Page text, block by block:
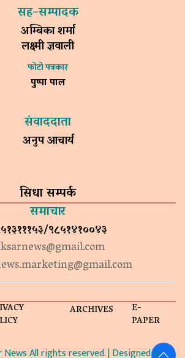
सह–सम्पादक
अम्बिका शर्मा
लक्ष्मी ज्ञवाली
फोटो पत्रकार
पुष्पा पाल
संवाददाता
अनुप आचार्य
सिधा सम्पर्क
समाचार
९८५१४१००४३
ARCHIVES E-
PAPER
All rights reserved. | Designed &